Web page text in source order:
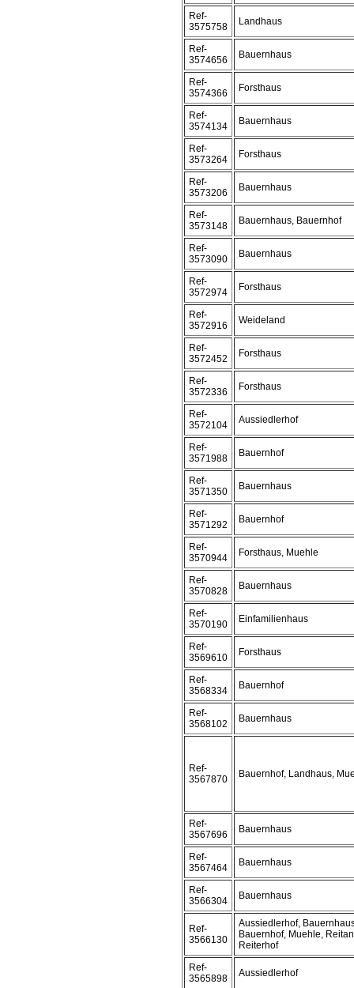
Ref-
3575758
Landhaus
Ref-
3574656
Bauernhaus
Ref-
3574366
Forsthaus
Ref-
3574134
Bauernhaus
Ref-
3573264
Forsthaus
Ref-
3573206
Bauernhaus
Ref-
3573148
Bauernhaus, Bauernhof
Ref-
3573090
Bauernhaus
Ref-
3572974
Forsthaus
Ref-
3572916
Weideland
Ref-
3572452
Forsthaus
Ref-
3572336
Forsthaus
Ref-
3572104
Aussiedlerhof
Ref-
3571988
Bauernhof
Ref-
3571350
Bauernhaus
Ref-
3571292
Bauernhof
Ref-
3570944
Forsthaus, Muehle
Ref-
3570828
Bauernhaus
Ref-
3570190
Einfamilienhaus
Ref-
3569610
Forsthaus
Ref-
3568334
Bauernhof
Ref-
3568102
Bauernhaus
Ref-
3567870
Bauernhof, Landhaus,
Ref-
3567696
Bauernhaus
Ref-
3567464
Bauernhaus
Ref-
3566304
Bauernhaus
Ref-
3566130
Aussiedlerhof,
Bauernhof, Muehle,
Reiterhof
Ref-
3565898
Aussiedlerhof